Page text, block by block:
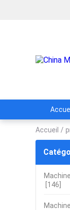
Accueil /
[146]